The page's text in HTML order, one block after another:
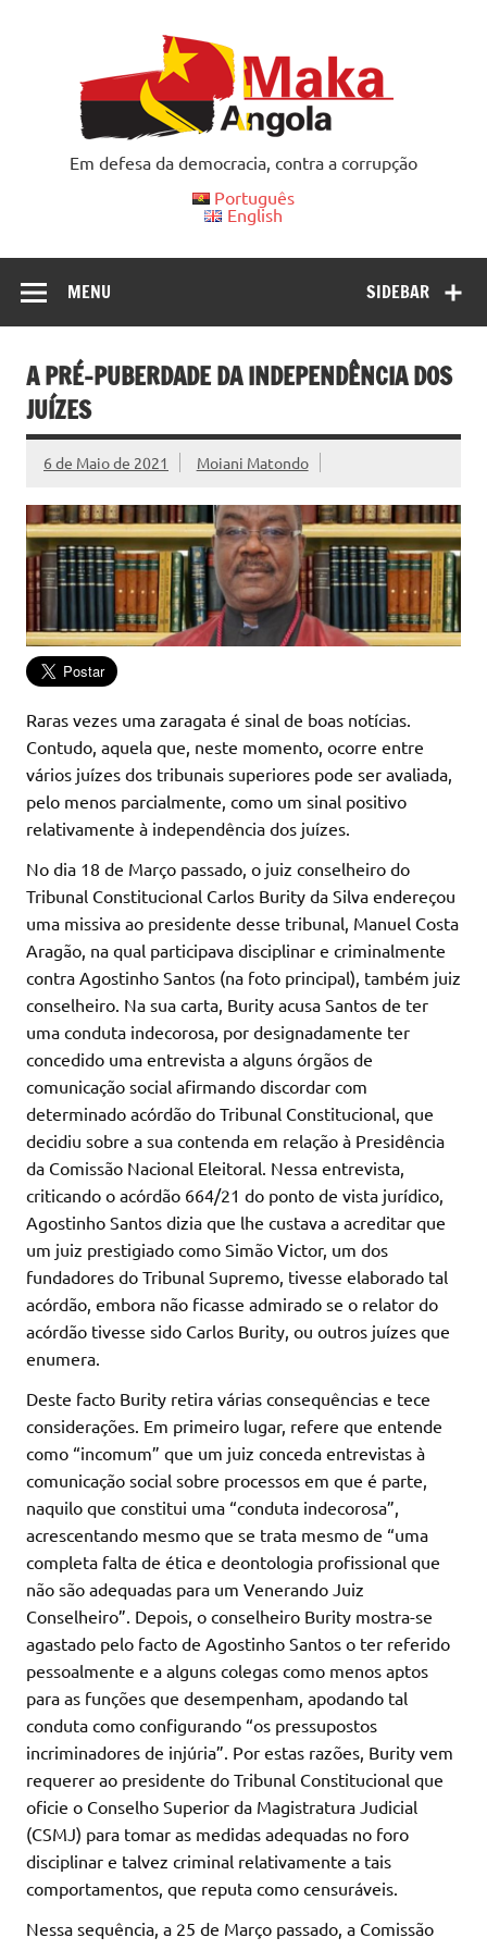
Em defesa da democracia, contra a corrupção
Português
English
SIDEBAR
MENU
A PRÉ-PUBERDADE DA INDEPENDÊNCIA DOS
JUÍZES
6 de Maio de 2021 Moiani Matondo
Raras vezes uma zaragata é sinal de boas notícias.
Contudo, aquela que, neste momento, ocorre entre
vários juízes dos tribunais superiores pode ser avaliada,
pelo menos parcialmente, como um sinal positivo
relativamente à independência dos juízes.
No dia 18 de Março passado, o juiz conselheiro do
Tribunal Constitucional Carlos Burity da Silva endereçou
uma missiva ao presidente desse tribunal, Manuel Costa
Aragão, na qual participava disciplinar e criminalmente
contra Agostinho Santos (na foto principal), também juiz
conselheiro. Na sua carta, Burity acusa Santos de ter
uma conduta indecorosa, por designadamente ter
concedido uma entrevista a alguns órgãos de
comunicação social afirmando discordar com
determinado acórdão do Tribunal Constitucional, que
decidiu sobre a sua contenda em relação à Presidência
da Comissão Nacional Eleitoral. Nessa entrevista,
criticando o acórdão 664/21 do ponto de vista jurídico,
Agostinho Santos dizia que lhe custava a acreditar que
um juiz prestigiado como Simão Victor, um dos
fundadores do Tribunal Supremo, tivesse elaborado tal
acórdão, embora não ficasse admirado se o relator do
acórdão tivesse sido Carlos Burity, ou outros juízes que
enumera.
Deste facto Burity retira várias consequências e tece
considerações. Em primeiro lugar, refere que entende
como “incomum” que um juiz conceda entrevistas à
comunicação social sobre processos em que é parte,
naquilo que constitui uma “conduta indecorosa”,
acrescentando mesmo que se trata mesmo de “uma
completa falta de ética e deontologia profissional que
não são adequadas para um Venerando Juiz
Conselheiro”. Depois, o conselheiro Burity mostra-se
agastado pelo facto de Agostinho Santos o ter referido
pessoalmente e a alguns colegas como menos aptos
para as funções que desempenham, apodando tal
conduta como configurando “os pressupostos
incriminadores de injúria”. Por estas razões, Burity vem
requerer ao presidente do Tribunal Constitucional que
oficie o Conselho Superior da Magistratura Judicial
(CSMJ) para tomar as medidas adequadas no foro
disciplinar e talvez criminal relativamente a tais
comportamentos, que reputa como censuráveis.
Nessa sequência, a 25 de Março passado, a Comissão